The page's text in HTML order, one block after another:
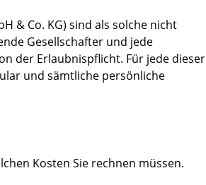
& Co. KG) sind als solche nicht
Gesellschafter und jede
der Erlaubnispflicht. Für jede dieser
und sämtliche persönliche
Kosten Sie rechnen müssen.